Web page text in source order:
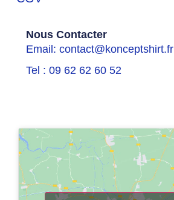
Nous Contacter
Email: contact@konceptshirt.fr
Tel : 09 62 62 60 52